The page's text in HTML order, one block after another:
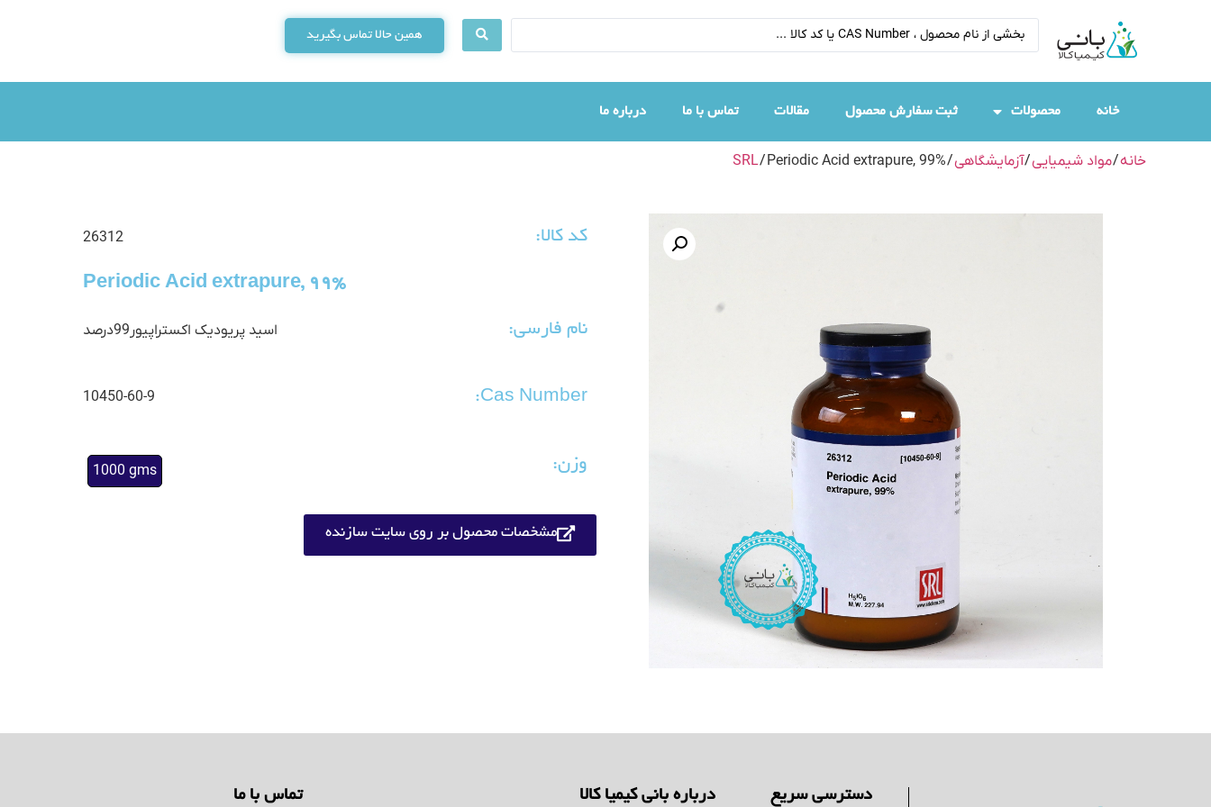
همین حالا تماس بگیرید
خانه محصولات ثبت سفارش محصول مقالات تماس با ما درباره ما
خانه/مواد شیمیایی/آزمایشگاهی/
SRL/ Periodic Acid extrapure, 99%
کد کالا: 26312
Periodic Acid extrapure, 99%
نام فارسی: اسید پریودیک اکستراپیور99درصد
Cas Number:
10450-60-9
وزن: 1000 gms
مشخصات محصول بر روی سایت سازنده
دسترسی سریع درباره بانی کیمیا کالا تماس با ما